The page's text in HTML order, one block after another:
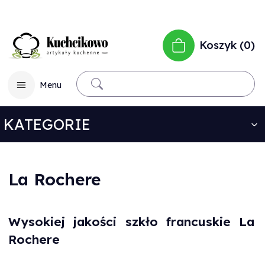
Menu
Koszyk 0
KATEGORIE
La Rochere
Wysokiej jakości szkło francuskie La
Rochere